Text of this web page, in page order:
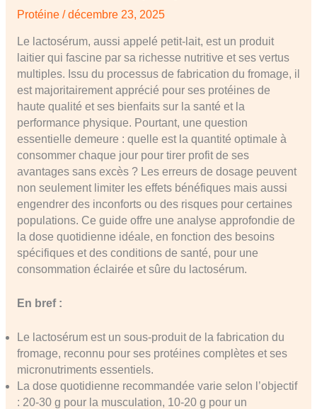
Protéine/décembre 23, 2025
Le lactosérum, aussi appelé petit-lait, est un produit
laitier qui fascine par sa richesse nutritive et ses vertus
multiples. Issu du processus de fabrication du fromage, il
est majoritairement apprécié pour ses protéines de
haute qualité et ses bienfaits sur la santé et la
performance physique. Pourtant, une question
essentielle demeure : quelle est la quantité optimale à
consommer chaque jour pour tirer profit de ses
avantages sans excès ? Les erreurs de dosage peuvent
non seulement limiter les effets bénéfiques mais aussi
engendrer des inconforts ou des risques pour certaines
populations. Ce guide offre une analyse approfondie de
la dose quotidienne idéale, en fonction des besoins
spécifiques et des conditions de santé, pour une
consommation éclairée et sûre du lactosérum.
En bref :
Le lactosérum est un sous-produit de la fabrication du
fromage, reconnu pour ses protéines complètes et ses
micronutriments essentiels.
La dose quotidienne recommandée varie selon l’objectif
: 20-30 g pour la musculation, 10-20 g pour un